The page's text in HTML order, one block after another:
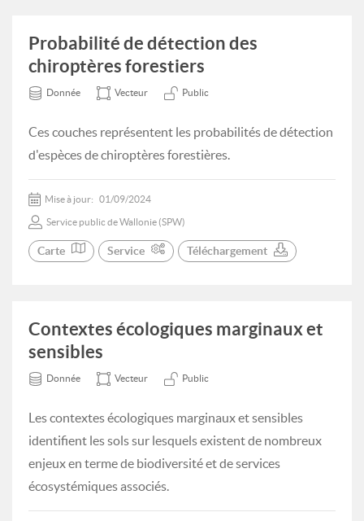
Probabilité de détection des
chiroptères forestiers
Donnée Vecteur Public
Ces couches représentent les probabilités de détection
d'espèces de chiroptères forestières.
Mise à jour: 01/09/2024
Service public de Wallonie (SPW)
Carte Service Téléchargement
Contextes écologiques marginaux et
sensibles
Donnée Vecteur Public
Les contextes écologiques marginaux et sensibles
identifient les sols sur lesquels existent de nombreux
enjeux en terme de biodiversité et de services
écosystémiques associés.